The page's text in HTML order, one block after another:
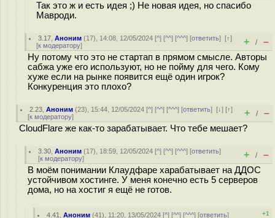
Так это ж и есть идея ;) Не новая идея, но спасибо
Мавроди.
3.17 ,Аноним (17), 14:08, 12/05/2024 [^] [^^] [^^^] [ответить][↑]
[к модератору] + / –
Ну потому что это не стартап в прямом смысле. Авторы
сабжа уже его используют, но не пойму для чего. Кому
хуже если на рынке появится ещё один игрок?
Конкуренция это плохо?
2.23 ,Аноним (23), 15:44, 12/05/2024 [^] [^^] [^^^] [ответить][↓] [↑]
[к модератору] + / –
CloudFlare же как-то зарабатывает. Что тебе мешает?
3.30 ,Аноним (17), 18:59, 12/05/2024 [^] [^^] [^^^] [ответить]
[к модератору] + / –
В моём понимании Клаудфаре харабатывает на ДДОС
устойчивом хостинге. У меня конечно есть 5 серверов
дома, но на хостиг я ещё не готов.
4.41 ,Аноним (41), 11:20, 13/05/2024 [^] [^^] [^^^] [ответить] +1